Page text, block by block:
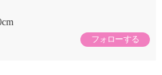
フォローする